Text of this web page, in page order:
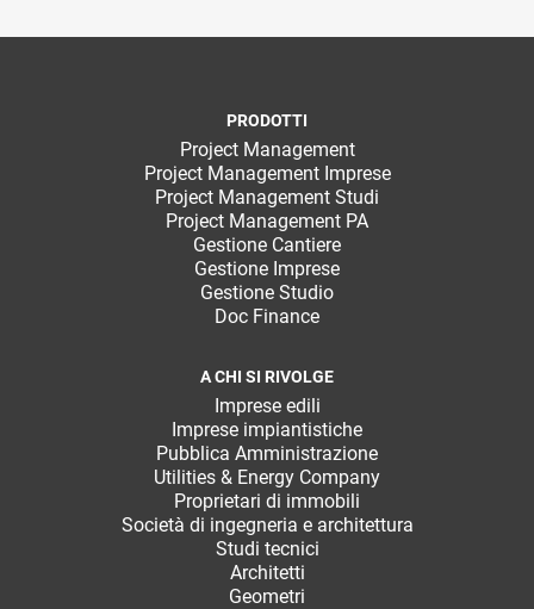
PRODOTTI
Project Management
Project Management Imprese
Project Management Studi
Project Management PA
Gestione Cantiere
Gestione Imprese
Gestione Studio
Doc Finance
A CHI SI RIVOLGE
Imprese edili
Imprese impiantistiche
Pubblica Amministrazione
Utilities & Energy Company
Proprietari di immobili
Società di ingegneria e architettura
Studi tecnici
Architetti
Geometri